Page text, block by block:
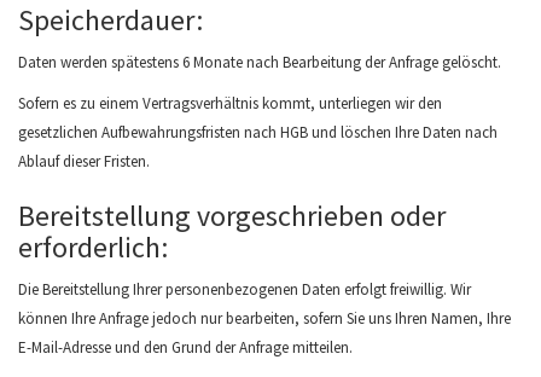
Speicherdauer:
Daten werden spätestens 6 Monate nach Bearbeitung der Anfrage gelöscht.
Sofern es zu einem Vertragsverhältnis kommt, unterliegen wir den
gesetzlichen Aufbewahrungsfristen nach HGB und löschen Ihre Daten nach
Ablauf dieser Fristen.
Bereitstellung vorgeschrieben oder
erforderlich:
Die Bereitstellung Ihrer personenbezogenen Daten erfolgt freiwillig. Wir
können Ihre Anfrage jedoch nur bearbeiten, sofern Sie uns Ihren Namen, Ihre
E-Mail-Adresse und den Grund der Anfrage mitteilen.